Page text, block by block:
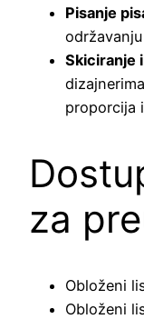
Pisanje
Skiciranje
proporcija
za
Obloženi
Obloženi